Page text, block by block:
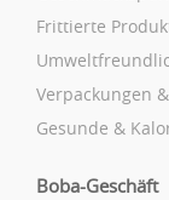
Frittierte
Verpackungen
Gesunde &
Boba-Geschäft